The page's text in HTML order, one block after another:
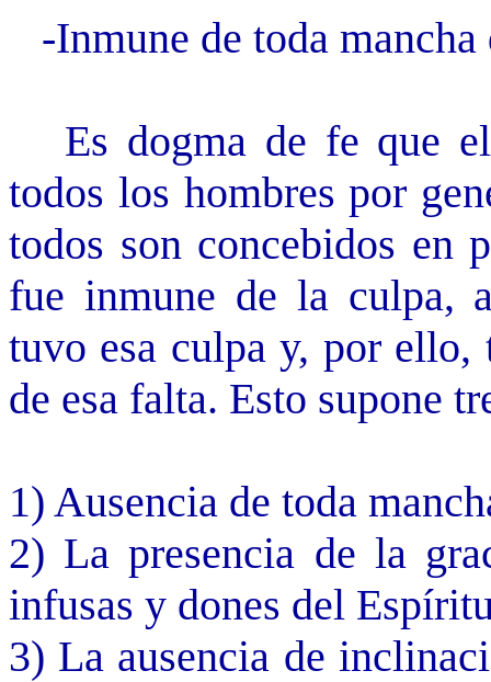
-Inmune de toda
Es dogma de fe que el
todos los hombres por
todos son concebidos en
fue inmune de la culpa,
tuvo esa culpa y, por ello,
de esa falta. Esto supone
1) Ausencia de toda
2) La presencia de la
infusas y dones del
3) La ausencia de